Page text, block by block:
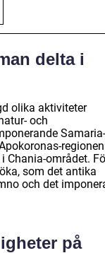
delta i
olika aktiviteter
och
Samaria-
Chania-området.
som det antika
och det
på